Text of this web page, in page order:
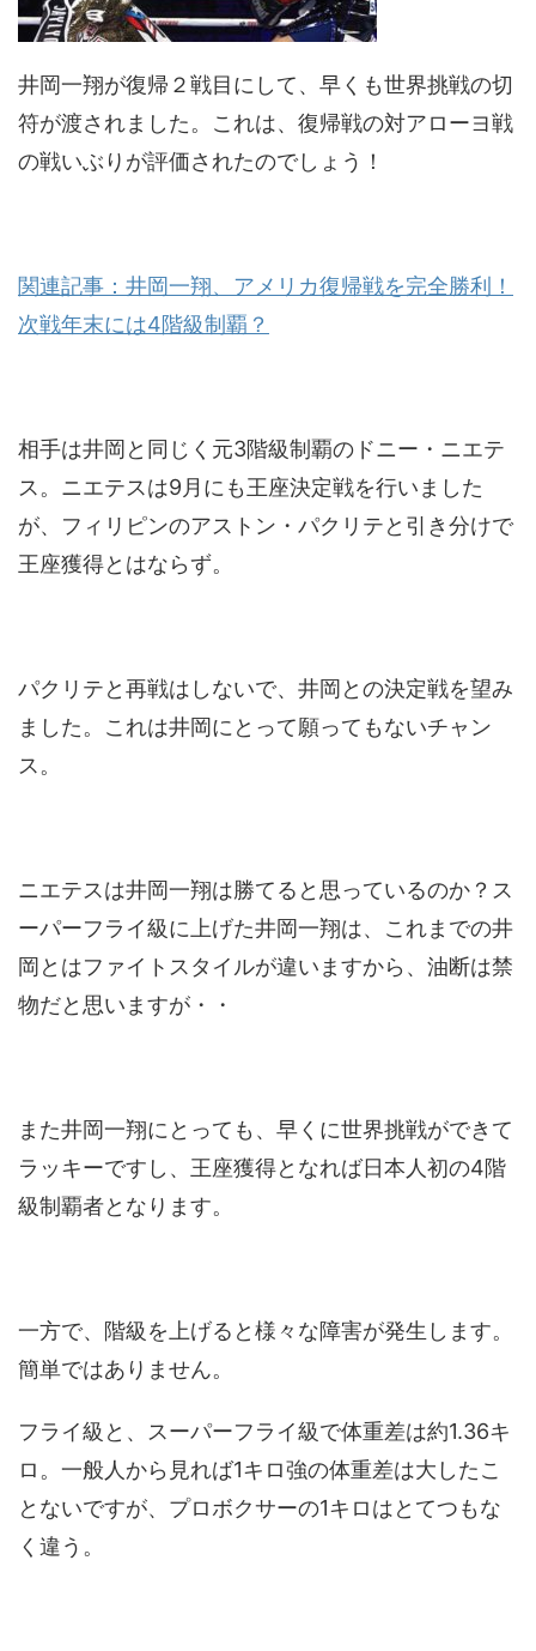
井岡一翔が復帰２戦目にして、早くも世界挑戦の切
符が渡されました。これは、復帰戦の対アローヨ戦
の戦いぶりが評価されたのでしょう！
関連記事：井岡一翔、アメリカ復帰戦を完全勝利！
次戦年末には4階級制覇？
相手は井岡と同じく元3階級制覇のドニー・ニエテ
ス。ニエテスは9月にも王座決定戦を行いました
が、フィリピンのアストン・パクリテと引き分けで
王座獲得とはならず。
パクリテと再戦はしないで、井岡との決定戦を望み
ました。これは井岡にとって願ってもないチャン
ス。
ニエテスは井岡一翔は勝てると思っているのか？ス
ーパーフライ級に上げた井岡一翔は、これまでの井
岡とはファイトスタイルが違いますから、油断は禁
物だと思いますが・・
また井岡一翔にとっても、早くに世界挑戦ができて
ラッキーですし、王座獲得となれば日本人初の4階
級制覇者となります。
一方で、階級を上げると様々な障害が発生します。
簡単ではありません。
フライ級と、スーパーフライ級で体重差は約1.36キ
ロ。一般人から見れば1キロ強の体重差は大したこ
とないですが、プロボクサーの1キロはとてつもな
く違う。